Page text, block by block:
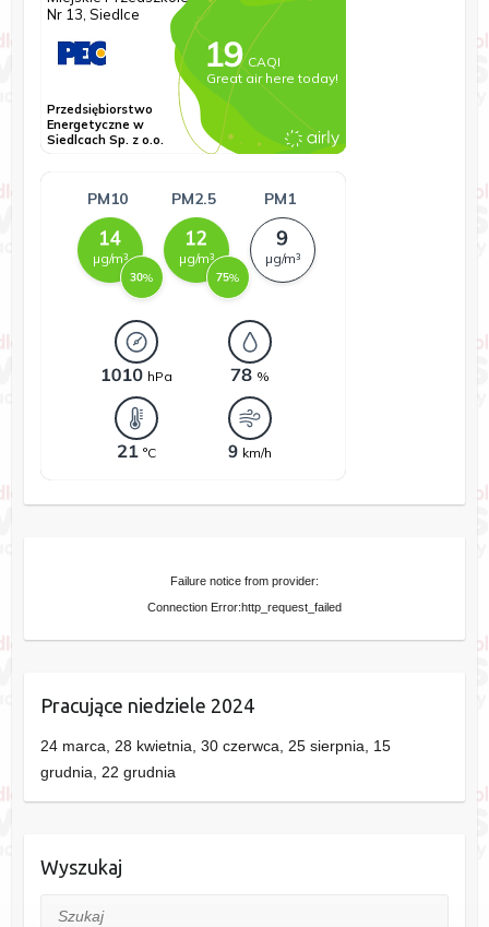
Failure notice from provider:
Connection Error:http_request_failed
Pracujące niedziele 2024
24 marca, 28 kwietnia, 30 czerwca, 25 sierpnia, 15
grudnia, 22 grudnia
Wyszukaj
Szukaj